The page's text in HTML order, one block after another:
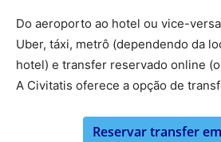
Do aeroporto ao hotel ou vice-
Uber, táxi, metrô (dependendo da
hotel) e transfer reservado online
A Civitatis oferece a opção de
Reservar transfer